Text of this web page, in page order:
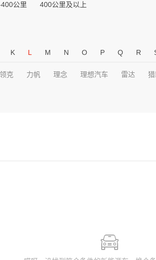
公里 400公里及以上
K L M N O P Q R
领克 力帆 理念 理想汽车 雷达